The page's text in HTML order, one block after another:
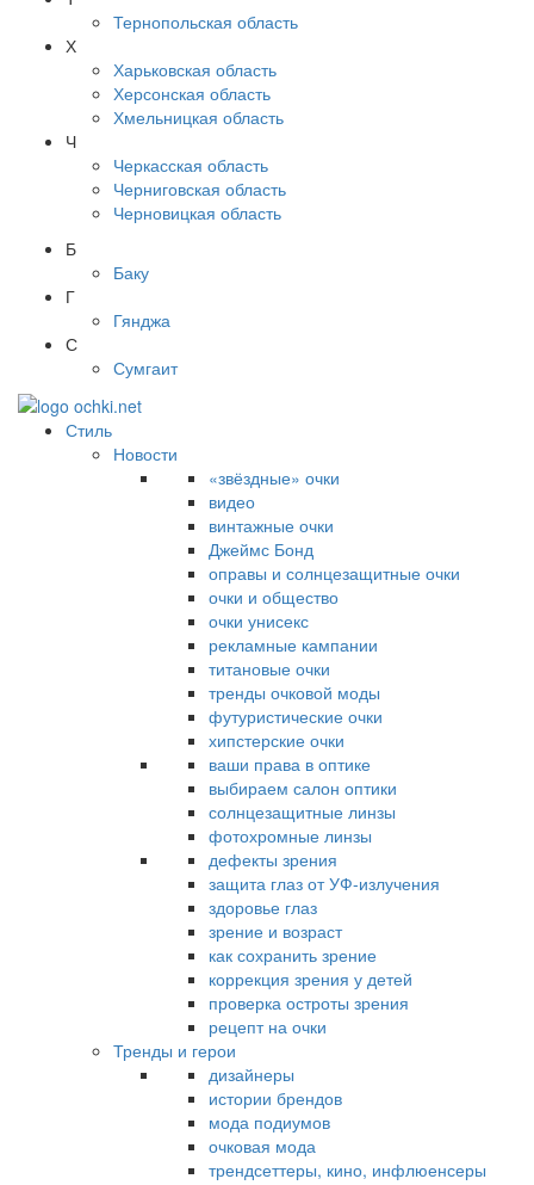
Тернопольская область
Х
Харьковская область
Херсонская область
Хмельницкая область
Ч
Черкасская область
Черниговская область
Черновицкая область
Б
Баку
Г
Гянджа
С
Сумгаит
Стиль
Новости
«звёздные» очки
видео
винтажные очки
Джеймс Бонд
оправы и солнцезащитные очки
очки и общество
очки унисекс
рекламные кампании
титановые очки
тренды очковой моды
футуристические очки
хипстерские очки
ваши права в оптике
выбираем салон оптики
солнцезащитные линзы
фотохромные линзы
дефекты зрения
защита глаз от УФ-излучения
здоровье глаз
зрение и возраст
как сохранить зрение
коррекция зрения у детей
проверка остроты зрения
рецепт на очки
Тренды и герои
дизайнеры
истории брендов
мода подиумов
очковая мода
трендсеттеры, кино, инфлюенсеры